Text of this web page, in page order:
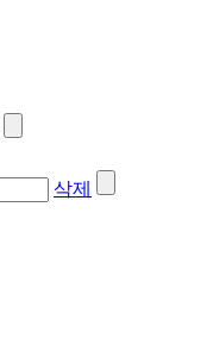
삭제